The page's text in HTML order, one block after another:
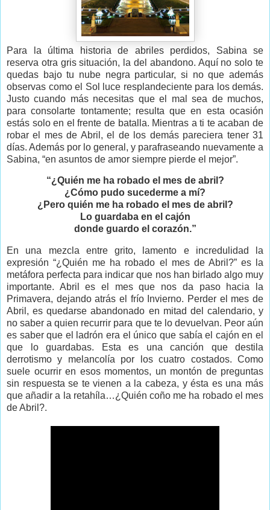
Para la última historia de abriles perdidos, Sabina se
reserva otra gris situación, la del abandono. Aquí no solo te
quedas bajo tu nube negra particular, si no que además
observas como el Sol luce resplandeciente para los demás.
Justo cuando más necesitas que el mal sea de muchos,
para consolarte tontamente; resulta que en esta ocasión
estás solo en el frente de batalla. Mientras a ti te acaban de
robar el mes de Abril, el de los demás pareciera tener 31
días. Además por lo general, y parafraseando nuevamente a
Sabina, “en asuntos de amor siempre pierde el mejor”.
“¿Quién me ha robado el mes de abril?
¿Cómo pudo sucederme a mí?
¿Pero quién me ha robado el mes de abril?
Lo guardaba en el cajón
donde guardo el corazón.”
En una mezcla entre grito, lamento e incredulidad la
expresión “¿Quién me ha robado el mes de Abril?” es la
metáfora perfecta para indicar que nos han birlado algo muy
importante. Abril es el mes que nos da paso hacia la
Primavera, dejando atrás el frío Invierno. Perder el mes de
Abril, es quedarse abandonado en mitad del calendario, y
no saber a quien recurrir para que te lo devuelvan. Peor aún
es saber que el ladrón era el único que sabía el cajón en el
que lo guardabas. Esta es una canción que destila
derrotismo y melancolía por los cuatro costados. Como
suele ocurrir en esos momentos, un montón de preguntas
sin respuesta se te vienen a la cabeza, y ésta es una más
que añadir a la retahíla…¿Quién coño me ha robado el mes
de Abril?.